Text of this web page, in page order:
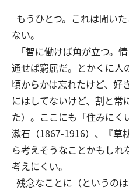
もうひとつ。これは聞い
ない。
「智に働けば角が立つ。
通せば窮屈だ。とかくに人
頃からかは忘れたけど、好
にはしてないけど、割と常
た）。ここにも「住みにく
漱石（1867-1916）、『草
ら考えそうなことかもしれ
考えにくい。
残念なことに（というの